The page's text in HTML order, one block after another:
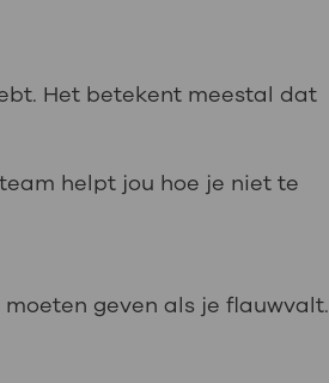
Het betekent meestal dat
helpt jou hoe je niet te
geven als je flauwvalt.